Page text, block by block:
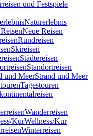
Naturerlebnis
Neue Reisen
Rund­reisen
Ski­reisen
Städte­reisen
Standort­reisen
Strand und Meer
Tagestouren
Wander­reisen
Wellness/Kur
Winter­reisen